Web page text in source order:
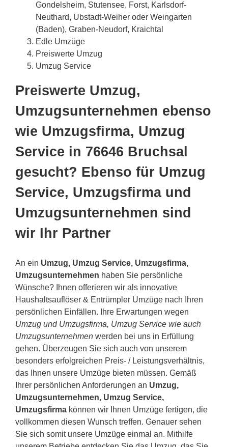
Gondelsheim, Stutensee, Forst, Karlsdorf-
Neuthard, Ubstadt-Weiher oder Weingarten
(Baden), Graben-Neudorf, Kraichtal
Edle Umzüge
Preiswerte Umzug
Umzug Service
Preiswerte Umzug,
Umzugsunternehmen ebenso
wie Umzugsfirma, Umzug
Service in 76646 Bruchsal
gesucht? Ebenso für Umzug
Service, Umzugsfirma und
Umzugsunternehmen sind
wir Ihr Partner
An ein Umzug, Umzug Service, Umzugsfirma,
Umzugsunternehmen haben Sie persönliche
Wünsche? Ihnen offerieren wir als innovative
Haushaltsauflöser & Entrümpler Umzüge nach Ihren
persönlichen Einfällen. Ihre Erwartungen wegen
Umzug und Umzugsfirma, Umzug Service wie auch
Umzugsunternehmen werden bei uns in Erfüllung
gehen. Überzeugen Sie sich auch von unserem
besonders erfolgreichen Preis- / Leistungsverhältnis,
das Ihnen unsere Umzüge bieten müssen. Gemäß
Ihrer persönlichen Anforderungen an Umzug,
Umzugsunternehmen, Umzug Service,
Umzugsfirma können wir Ihnen Umzüge fertigen, die
vollkommen diesen Wunsch treffen. Genauer sehen
Sie sich somit unsere Umzüge einmal an. Mithilfe